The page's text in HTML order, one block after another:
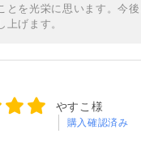
とを光栄に思います。今後
上げます。
やすこ様
購入確認済み